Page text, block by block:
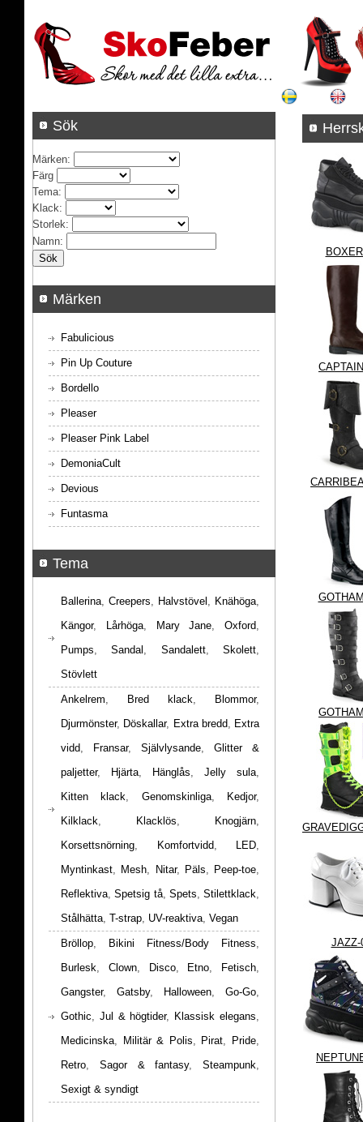
JAZZ-
Sök
Märken:
Färg
Tema:
Klack:
Storlek:
Namn:
Märken
Fabulicious
Pin Up Couture
Bordello
Pleaser
Pleaser Pink Label
DemoniaCult
Devious
Funtasma
Tema
Ballerina, Creepers, Halvstövel , Knähöga,
Kängor, Lårhöga, Mary Jane, Oxford,
Pumps,Sandal , Sandalett,Skolett,
Stövlett
Ankelrem, Bred klack, Blommor,
Djurmönster, Döskallar, Extra bredd, Extra
vidd, Fransar, Självlysande, Glitter &
paljetter, Hjärta, Hänglås, Jelly sula,
Kitten klack, Genomskinliga, Kedjor,
Kilklack, Klacklös, Knogjärn,
Korsettsnörning, Komfortvidd, LED,
Myntinkast, Mesh, Nitar, Päls, Peep-toe,
Reflektiva,Spetsig tå, Spets, Stilettklack,
Stålhätta, T-strap, UV-reaktiva, Vegan
Bröllop, Bikini Fitness/Body Fitness,
Burlesk, Clown, Disco, Etno, Fetisch,
Gangster, Gatsby, Halloween, Go-Go,
Gothic, Jul & högtider, Klassisk elegans,
Medicinska, Militär & Polis, Pirat, Pride,
Retro, Sagor & fantasy, Steampunk,
Sexigt & syndigt